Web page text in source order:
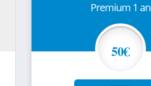
Premium 1 an
50€